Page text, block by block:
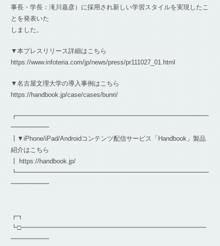
事長・学長：滝川嘉彦）に採用され新しい学習スタイルを実現したこ
とを発表いた
しました。
▼本プレスリリース詳細はこちら
https://www.infoteria.com/jp/news/press/pr111027_01.html
▼名古屋文理大学の導入事例はこちら
https://handbook.jp/case/cases/bunri/
┏━━━━━━━━━━━━━━━━━━━━━━━━━━━━━━
━━━━━━
┃▼iPhone/iPad/Androidコンテンツ配信サービス「Handbook」製品
紹介はこちら
┃ https://handbook.jp/
┗━━━━━━━━━━━━━━━━━━━━━━━━━━━━━━
━━━━━━
┏┓
┗□━━━━━━━━━━━━━━━━━━━━━━━━━━━━━
━━━━━━